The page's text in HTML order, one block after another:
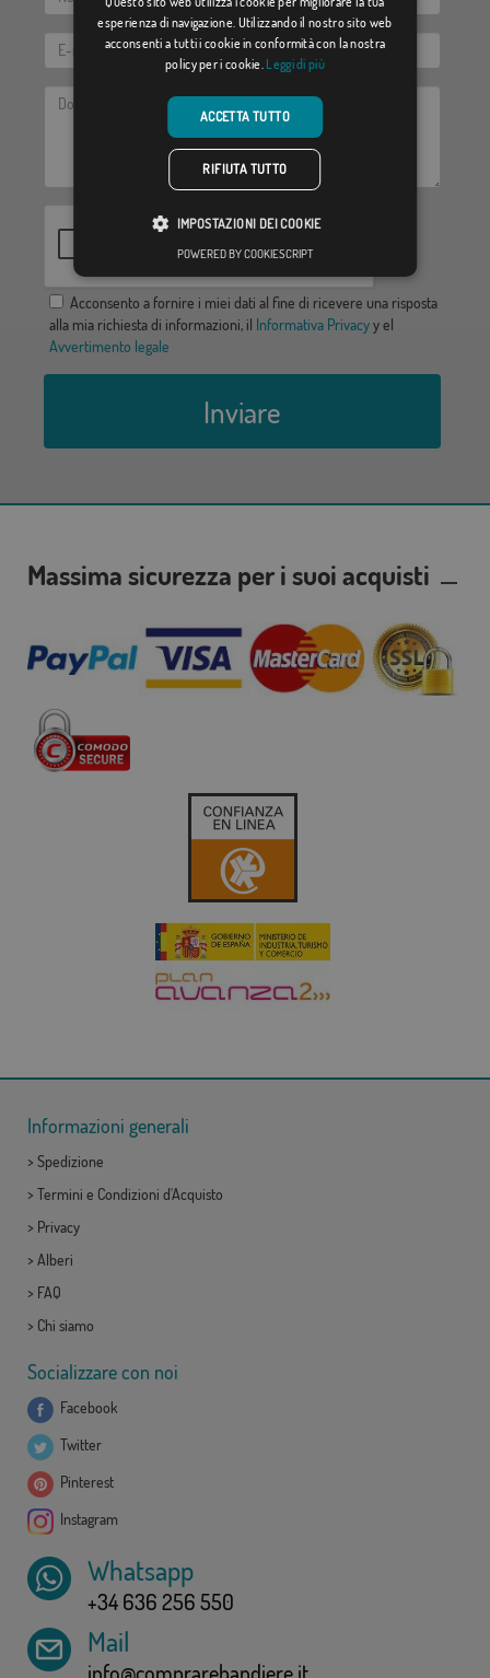
Acconsento a fornire i miei dati al fine di ricevere una risposta
alla mia richiesta di informazioni, il Informativa Privacyy el
Avvertimento legale
Inviare
Massima sicurezza per i suoi acquisti
Informazioni generali
> Spedizione
> Termini e Condizioni d'Acquisto
> Privacy
> Alberi
> FAQ
> Chi siamo
Socializzare con noi
Facebook
Twitter
Pinterest
Instagram
Whatsapp
+34 636 256 550
Mail
info@comprarebandiere.it
esperienza di navigazione. Utilizzando il nostro sito web
acconsenti a tutti i cookie in conformità con la nostra
policy per i cookie. Leggi di più
ACCETTA TUTTO
RIFIUTA TUTTO
IMPOSTAZIONI DEI COOKIE
POWERED BY COOKIESCRIPT